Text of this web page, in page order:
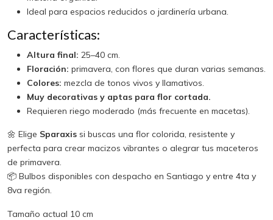
Ideal para espacios reducidos o jardinería urbana.
Características:
Altura final: 25–40 cm.
Floración: primavera, con flores que duran varias semanas.
Colores: mezcla de tonos vivos y llamativos.
Muy decorativas y aptas para flor cortada.
Requieren riego moderado (más frecuente en macetas).
🌼 Elige Sparaxissi buscas una flor colorida, resistente y
perfecta para crear macizos vibrantes o alegrar tus maceteros
de primavera.
📦 Bulbos disponibles con despacho en Santiago y entre 4ta y
8va región.
Tamaño actual 10 cm